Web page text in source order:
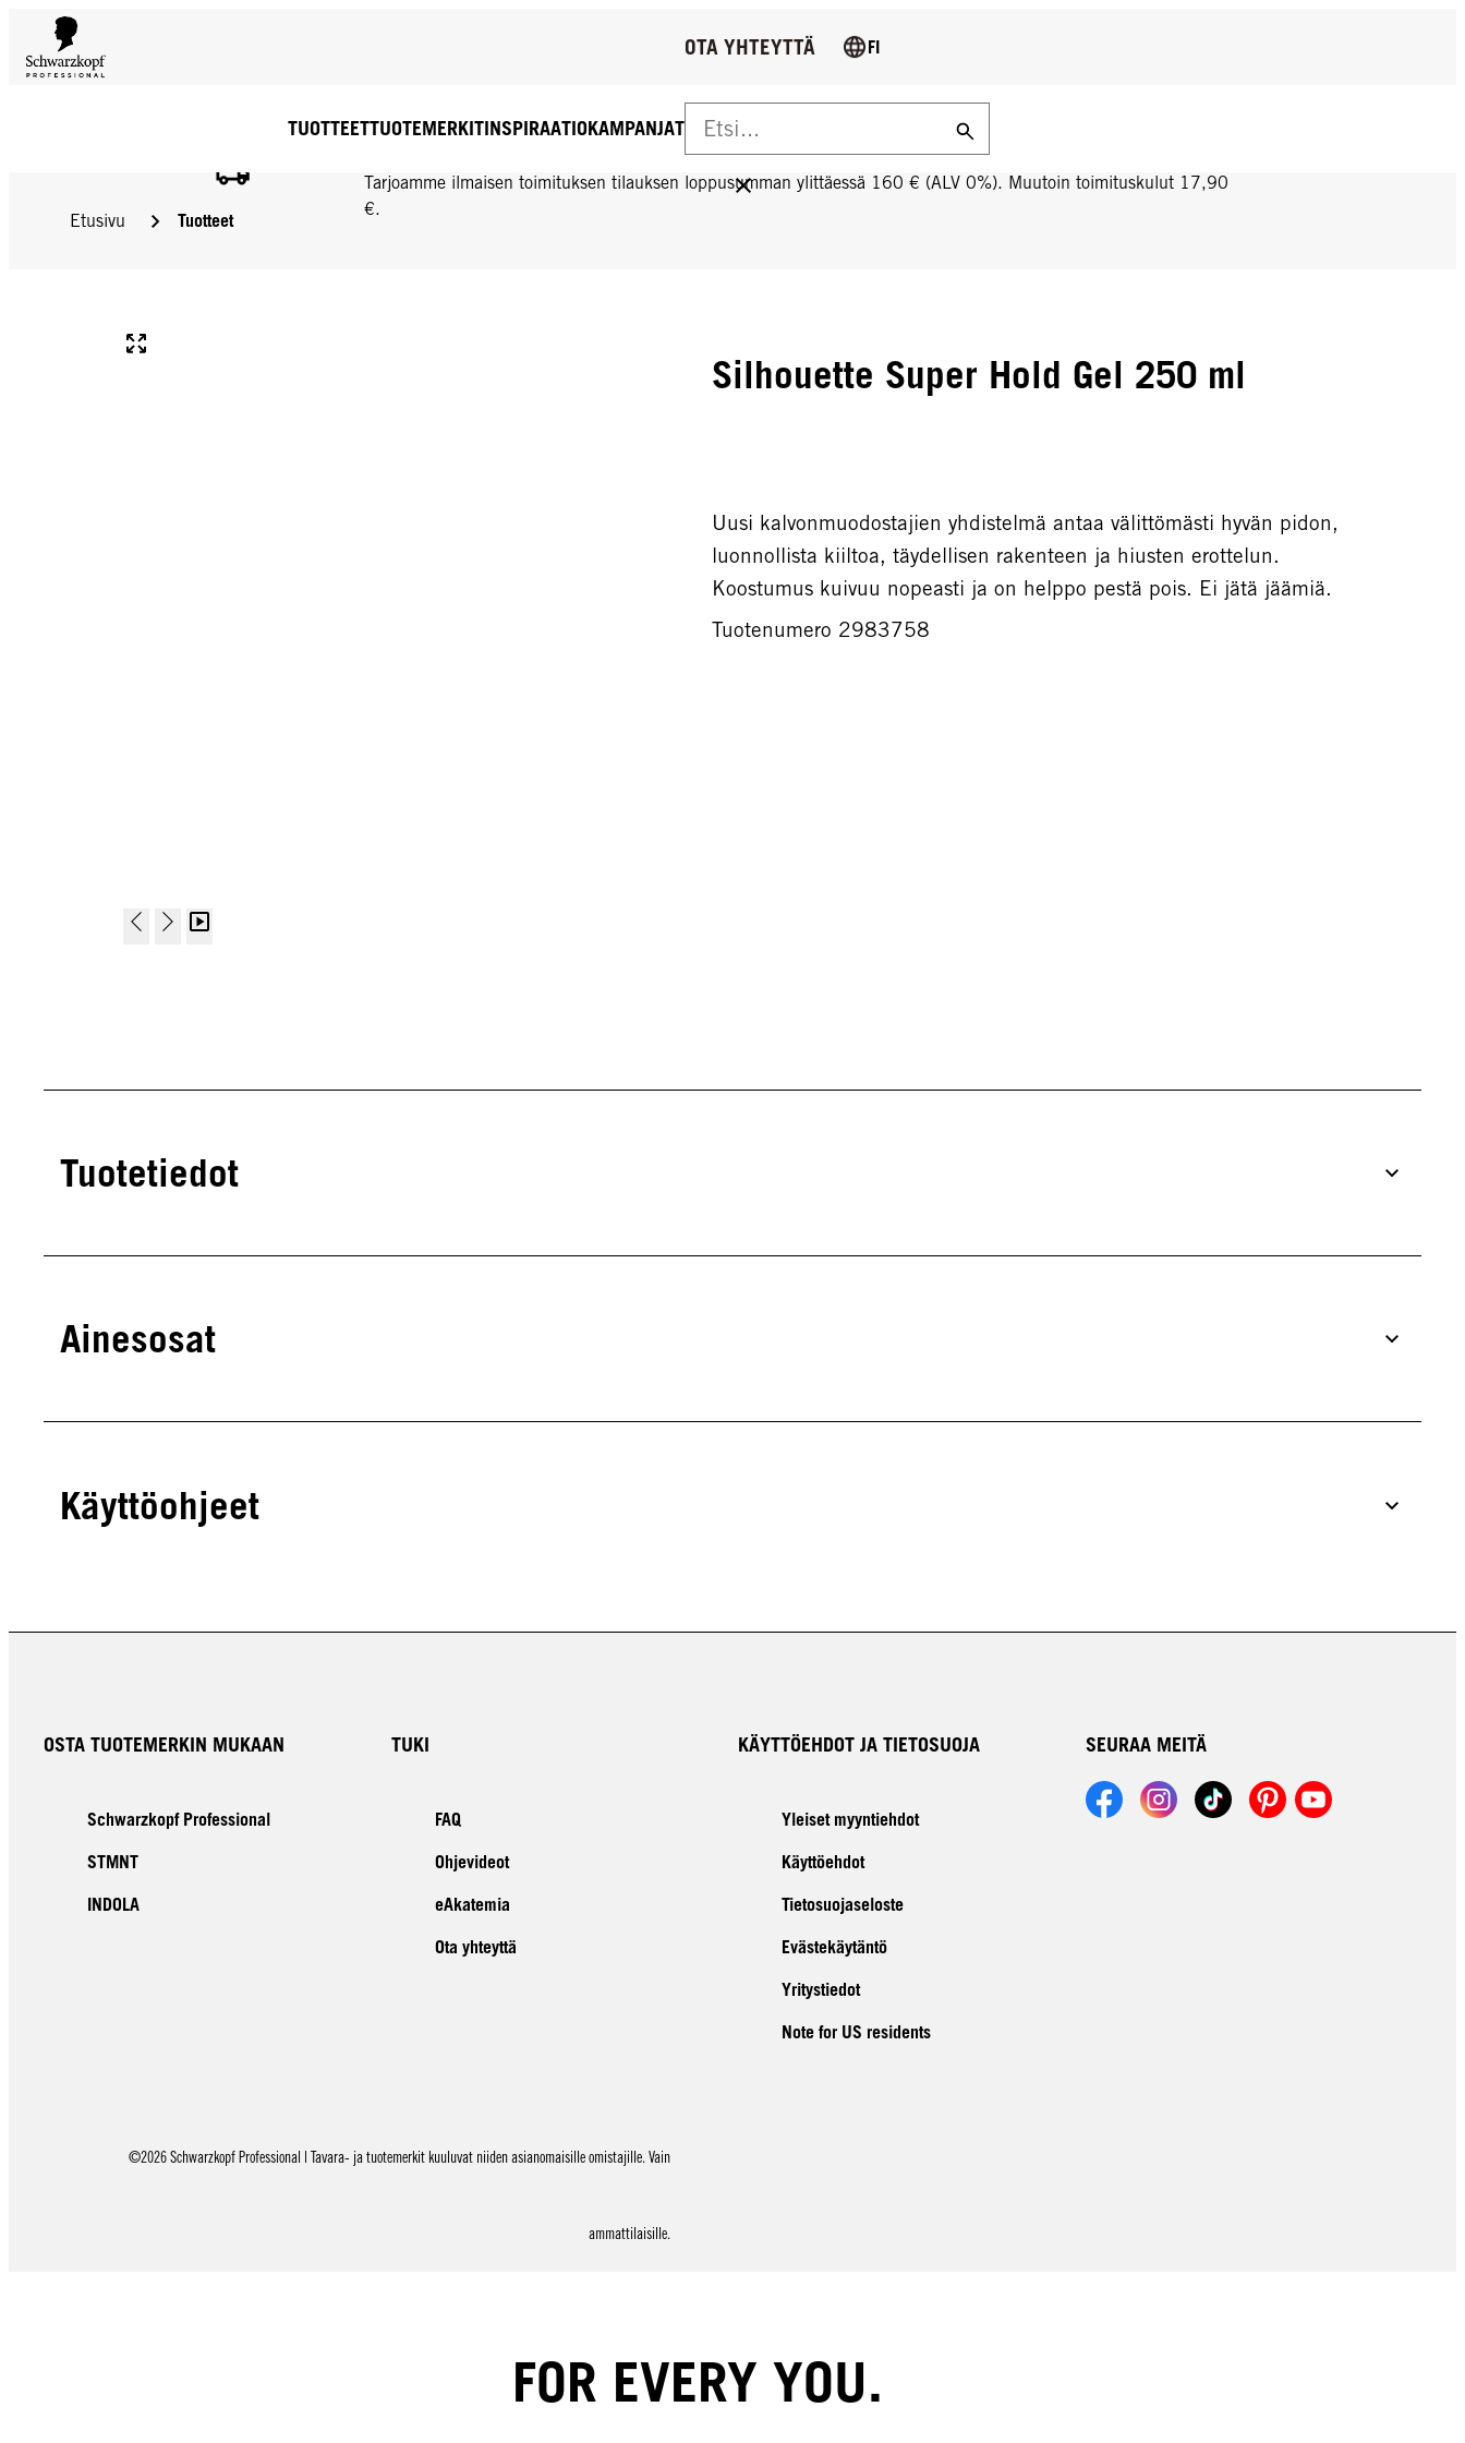
Tarjoamme ilmaisen toimituksen tilauksen loppusumman ylittäessä 160 € (ALV 0%). Muutoin toimituskulut 17,90
€.
TUOTTEETTUOTEMERKITINSPIRAATIOKAMPANJAT
OTA YHTEYTTÄ FI
Etusivu Tuotteet
Silhouette Super Hold Gel 250 ml
Uusi kalvonmuodostajien yhdistelmä antaa välittömästi hyvän pidon,
luonnollista kiiltoa, täydellisen rakenteen ja hiusten erottelun.
Koostumus kuivuu nopeasti ja on helppo pestä pois. Ei jätä jäämiä.
Tuotenumero 2983758
Tuotetiedot
Ainesosat
Käyttöohjeet
OSTA TUOTEMERKIN MUKAAN
Schwarzkopf Professional
STMNT
INDOLA
TUKI
FAQ
Ohjevideot
eAkatemia
Ota yhteyttä
KÄYTTÖEHDOT JA TIETOSUOJA
Yleiset myyntiehdot
Käyttöehdot
Tietosuojaseloste
Evästekäytäntö
Yritystiedot
Note for US residents
SEURAA MEITÄ
©2026 Schwarzkopf Professional | Tavara- ja tuotemerkit kuuluvat niiden asianomaisille omistajille. Vain
ammattilaisille.
FOR EVERY YOU.